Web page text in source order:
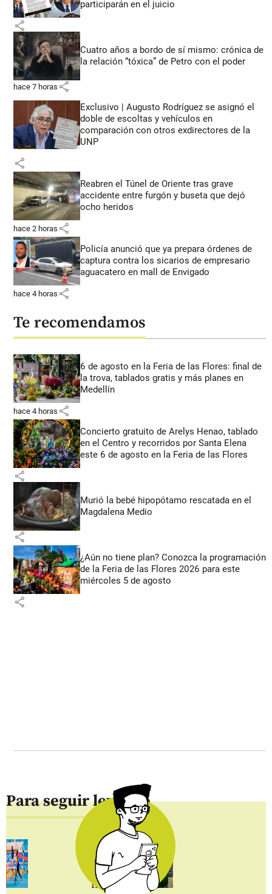
participarán en el juicio
share
Cuatro años a bordo de sí mismo: crónica de
la relación “tóxica” de Petro con el poder
hace 7 horas share
Exclusivo | Augusto Rodríguez se asignó el
doble de escoltas y vehículos en
comparación con otros exdirectores de la
UNP
share
Reabren el Túnel de Oriente tras grave
accidente entre furgón y buseta que dejó
ocho heridos
hace 2 horas share
Policía anunció que ya prepara órdenes de
captura contra los sicarios de empresario
aguacatero en mall de Envigado
hace 4 horas share
Te recomendamos
6 de agosto en la Feria de las Flores: final de
la trova, tablados gratis y más planes en
Medellín
hace 4 horas share
Concierto gratuito de Arelys Henao, tablado
en el Centro y recorridos por Santa Elena
este 6 de agosto en la Feria de las Flores
share
Murió la bebé hipopótamo rescatada en el
Magdalena Medio
share
¿Aún no tiene plan? Conozca la programación
de la Feria de las Flores 2026 para este
miércoles 5 de agosto
share
Para seguir leyendo
Inicio